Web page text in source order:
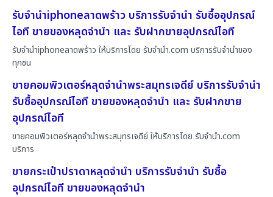
รับจำนำiphoneลาดพร้าว บริการรับจำนำ รับซื้ออุปกรณ์
ไอที ขายของหลุดจำนำ และ รับฝากขายอุปกรณ์ไอที
รับจำนำiphoneลาดพร้าว ให้บริการโดย รับจํานํา.com บริการรับจำนำของ
ทุกชน
ขายคอมพิวเตอร์หลุดจำนำพระสมุทรเจดีย์ บริการรับจำนำ
รับซื้ออุปกรณ์ไอที ขายของหลุดจำนำ และ รับฝากขาย
อุปกรณ์ไอที
ขายคอมพิวเตอร์หลุดจำนำพระสมุทรเจดีย์ ให้บริการโดย รับจํานํา.com
บริการ
ขายกระเป๋าปราดาหลุดจำนำ บริการรับจำนำ รับซื้อ
อุปกรณ์ไอที ขายของหลุดจำนำ